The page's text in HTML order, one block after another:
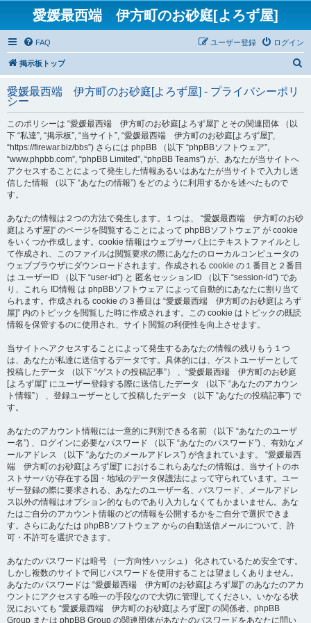
愛媛最西端 伊方町のお砂庭[よろず屋]
FAQ ログイン
ユーザー登録
掲示板トップ
愛媛最西端 伊方町のお砂庭[よろず屋] - プライバシーポリ
シー
このポリシーは “愛媛最西端 伊方町のお砂庭[よろず屋]” とその関連団体 （以
下 “私達”, “掲示板”, “当サイト”, “愛媛最西端 伊方町のお砂庭[よろず屋]”,
“https://firewar.biz/bbs”) さらには phpBB （以下 “phpBBソフトウェア”,
“www.phpbb.com”, “phpBB Limited”, “phpBB Teams”) が、あなたが当サイトへ
アクセスすることによって発生した情報あるいはあなたが当サイトで入力し送
信した情報 （以下 “あなたの情報”) をどのように利用するかを述べたもので
す。
あなたの情報は２つの方法で発生します。１つは、 “愛媛最西端 伊方町のお砂
庭[よろず屋]” のページを閲覧することによって phpBBソフトウェア が cookie
をいくつか作成します。cookie 情報はウェブサーバ上にテキストファイルとし
て作成され、このファイルは閲覧要求の際にあなたのローカルコンピュータの
ウェブブラウザにダウンロードされます。作成される cookie の１番目と２番目
は ユーザーID （以下 “user-id”) と 匿名セッションID （以下 “session-id”) であ
り、これら ID情報 は phpBBソフトウェア によって自動的にあなたに割り当て
られます。作成される cookie の３番目は “愛媛最西端 伊方町のお砂庭[よろず
屋]” 内のトピックを閲覧した時に作成されます。この cookie はトピックの既読
情報を保管するのに使用され、サイト閲覧の利便性を向上させます。
当サイトへアクセスすることによって発生するあなたの情報の残りもう１つ
は、あなたが私達に送信するデータです。具体的には、ゲストユーザーとして
投稿したデータ （以下 “ゲストの投稿記事”） 、“愛媛最西端 伊方町のお砂庭
[よろず屋]” にユーザー登録する際に送信したデータ （以下 “あなたのアカウン
ト情報”） 、登録ユーザーとして投稿したデータ （以下 “あなたの投稿記事”) で
す。
あなたのアカウント情報には一意的に判別できる名前 （以下 “あなたのユーザ
ー名”) 、ログインに必要なパスワード （以下 “あなたのパスワード”) 、有効なメ
ールアドレス （以下 “あなたのメールアドレス”) が含まれています。 “愛媛最西
端 伊方町のお砂庭[よろず屋]” におけるこれらあなたの情報は、当サイトのホ
ストサーバが存在する国・地域のデータ保護法によって守られています。ユー
ザー登録の際に要求される、あなたのユーザー名、パスワード、メールアドレ
ス以外の情報はオプション的なものであり入力しなくてもかまいません。あな
たはご自分のアカウント情報のどの情報を公開するかをご自分で選択できま
す。さらにあなたは phpBBソフトウェア からの自動送信メールについて、許
可・不許可を選択できます。
あなたのパスワードは暗号 （一方向性ハッシュ） 化されているため安全です。
しかし複数のサイトで同じパスワードを使用することは望ましくありません。
あなたのパスワードは “愛媛最西端 伊方町のお砂庭[よろず屋]” のあなたのアカ
ウントにアクセスする唯一の手段なので大切に管理してください。いかなる状
況においても “愛媛最西端 伊方町のお砂庭[よろず屋]” の関係者、phpBB
Group または phpBB Group の関連団体があなたのパスワードをあなたに問い